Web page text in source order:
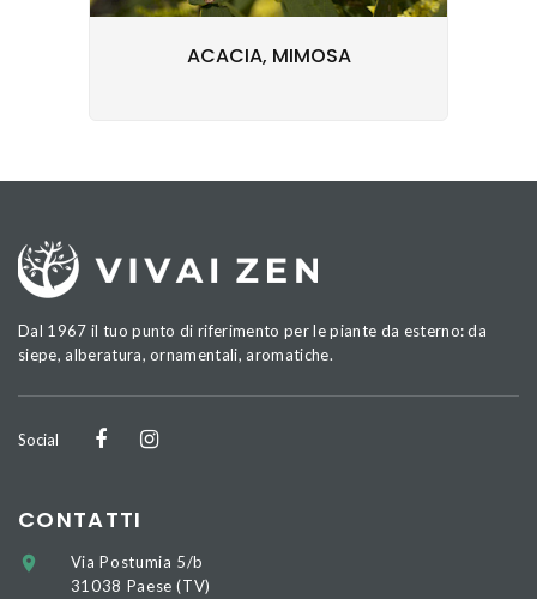
ACACIA, MIMOSA
Dal 1967 il tuo punto di riferimento per le piante da esterno: da
siepe, alberatura, ornamentali, aromatiche.
Social
CONTATTI
Via Postumia 5/b
31038 Paese (TV)